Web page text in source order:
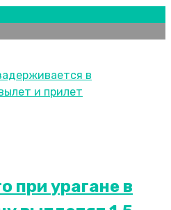
при урагане в